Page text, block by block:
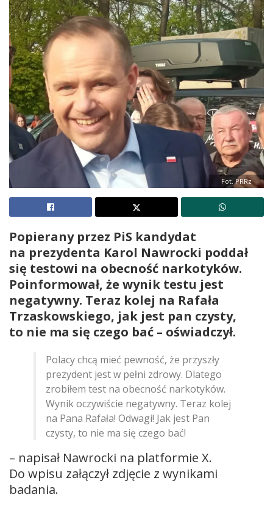
Fot. PRRz
Popierany przez PiS kandydat
na prezydenta Karol Nawrocki poddał
się testowi na obecność narkotyków.
Poinformował, że wynik testu jest
negatywny. Teraz kolej na Rafała
Trzaskowskiego, jak jest pan czysty,
to nie ma się czego bać – oświadczył.
Polacy chcą mieć pewność, że przyszły
prezydent jest w pełni zdrowy. Dlatego
zrobiłem test na obecność narkotyków.
Wynik oczywiście negatywny. Teraz kolej
na Pana Rafała! Odwagi! Jak jest Pan
czysty, to nie ma się czego bać!
– napisał Nawrocki na platformie X.
Do wpisu załączył zdjęcie z wynikami
badania.